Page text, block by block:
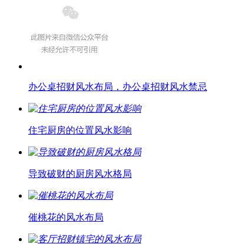
办公桌招财风水布局，办公桌招财风水禁忌
住宅厨房的位置风水影响
导致破财的厨房风水格局
催桃花的风水布局